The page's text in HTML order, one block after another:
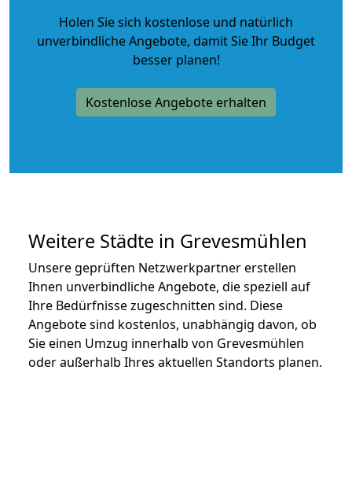
Holen Sie sich kostenlose und natürlich
unverbindliche Angebote, damit Sie Ihr Budget
besser planen!
Kostenlose Angebote erhalten
Weitere Städte in Grevesmühlen
Unsere geprüften Netzwerkpartner erstellen
Ihnen unverbindliche Angebote, die speziell auf
Ihre Bedürfnisse zugeschnitten sind. Diese
Angebote sind kostenlos, unabhängig davon, ob
Sie einen Umzug innerhalb von Grevesmühlen
oder außerhalb Ihres aktuellen Standorts planen.